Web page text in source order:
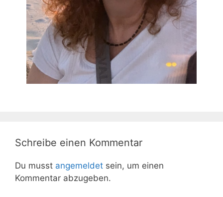
Schreibe einen Kommentar
Du musst angemeldet sein, um einen
Kommentar abzugeben.